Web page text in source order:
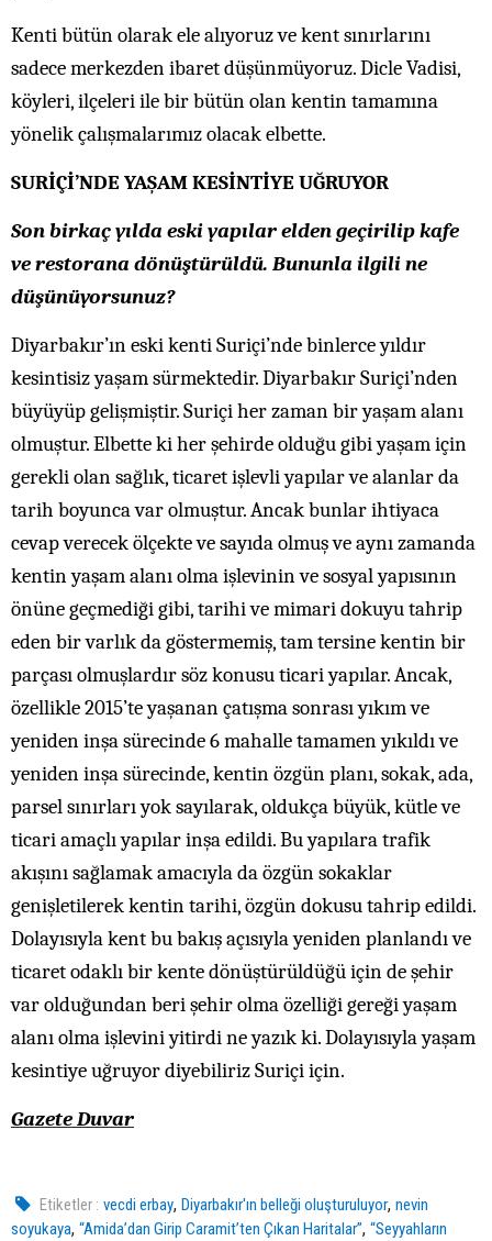
Kenti bütün olarak ele alıyoruz ve kent sınırlarını
sadece merkezden ibaret düşünmüyoruz. Dicle Vadisi,
köyleri, ilçeleri ile bir bütün olan kentin tamamına
yönelik çalışmalarımız olacak elbette.
SURİÇİ’NDE YAŞAM KESİNTİYE UĞRUYOR
Son birkaç yılda eski yapılar elden geçirilip kafe
ve restorana dönüştürüldü. Bununla ilgili ne
düşünüyorsunuz?
Diyarbakır’ın eski kenti Suriçi’nde binlerce yıldır
kesintisiz yaşam sürmektedir. Diyarbakır Suriçi’nden
büyüyüp gelişmiştir. Suriçi her zaman bir yaşam alanı
olmuştur. Elbette ki her şehirde olduğu gibi yaşam için
gerekli olan sağlık, ticaret işlevli yapılar ve alanlar da
tarih boyunca var olmuştur. Ancak bunlar ihtiyaca
cevap verecek ölçekte ve sayıda olmuş ve aynı zamanda
kentin yaşam alanı olma işlevinin ve sosyal yapısının
önüne geçmediği gibi, tarihi ve mimari dokuyu tahrip
eden bir varlık da göstermemiş, tam tersine kentin bir
parçası olmuşlardır söz konusu ticari yapılar. Ancak,
özellikle 2015’te yaşanan çatışma sonrası yıkım ve
yeniden inşa sürecinde 6 mahalle tamamen yıkıldı ve
yeniden inşa sürecinde, kentin özgün planı, sokak, ada,
parsel sınırları yok sayılarak, oldukça büyük, kütle ve
ticari amaçlı yapılar inşa edildi. Bu yapılara trafik
akışını sağlamak amacıyla da özgün sokaklar
genişletilerek kentin tarihi, özgün dokusu tahrip edildi.
Dolayısıyla kent bu bakış açısıyla yeniden planlandı ve
ticaret odaklı bir kente dönüştürüldüğü için de şehir
var olduğundan beri şehir olma özelliği gereği yaşam
alanı olma işlevini yitirdi ne yazık ki. Dolayısıyla yaşam
kesintiye uğruyor diyebiliriz Suriçi için.
Gazete Duvar
Etiketler : vecdi erbay,Diyarbakır'ın belleği oluşturuluyor,nevin
soyukaya, “Amida’dan Girip Caramit’ten Çıkan Haritalar”, “Seyyahların